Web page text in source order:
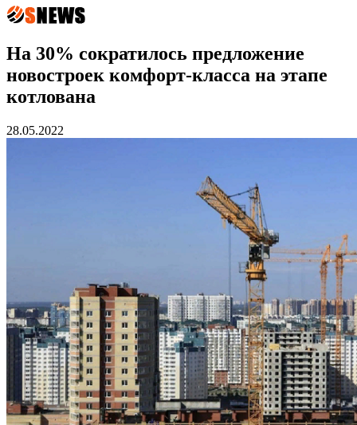
На 30% сократилось предложение
новостроек комфорт-класса на этапе
котлована
28.05.2022